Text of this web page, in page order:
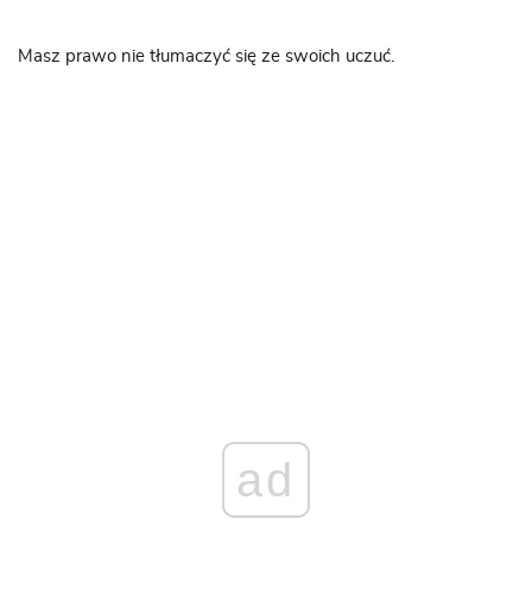
Masz prawo nie tłumaczyć się ze swoich uczuć.
ad